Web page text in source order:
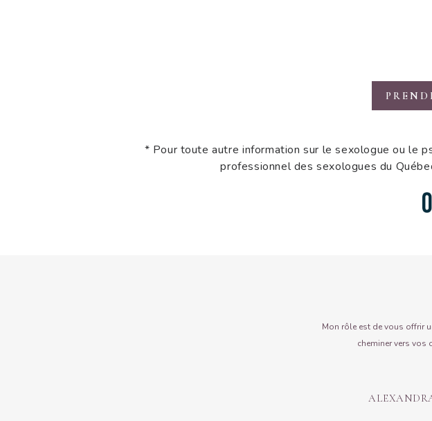
* Pour toute autre information sur le sexologue ou le
professionnel des sexologues du
Mon rôle est de vous offrir
cheminer vers vos